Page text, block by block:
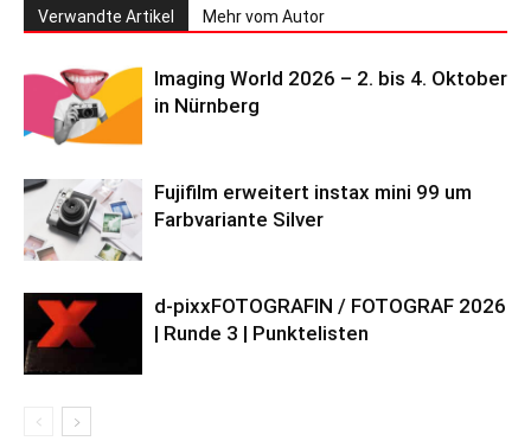
Verwandte Artikel Mehr vom Autor
Imaging World 2026 – 2. bis 4. Oktober
in Nürnberg
Fujifilm erweitert instax mini 99 um
Farbvariante Silver
d-pixxFOTOGRAFIN / FOTOGRAF 2026
| Runde 3 | Punktelisten